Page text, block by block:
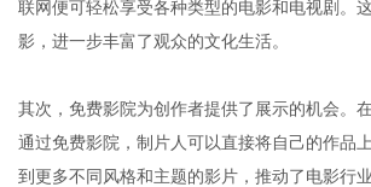
联网便可轻松享受各种类型的电影和电视剧。
影，进一步丰富了观众的文化生活。
其次，免费影院为创作者提供了展示的机会。
通过免费影院，制片人可以直接将自己的作品
到更多不同风格和主题的影片，推动了电影行